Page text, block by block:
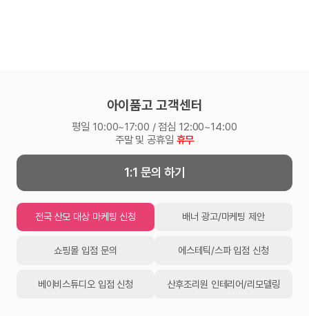
아이품고 고객센터
평일 10:00~17:00 / 점심 12:00~14:00
주말 및 공휴일 휴무
1:1 문의 하기
전국 산모 대상 마케팅 신청 배너 광고/마케팅 제안
쇼핑몰 입점 문의 에스테틱/스파 입점 신청
베이비스튜디오 입점 신청 산후조리원 인테리어/리모델링